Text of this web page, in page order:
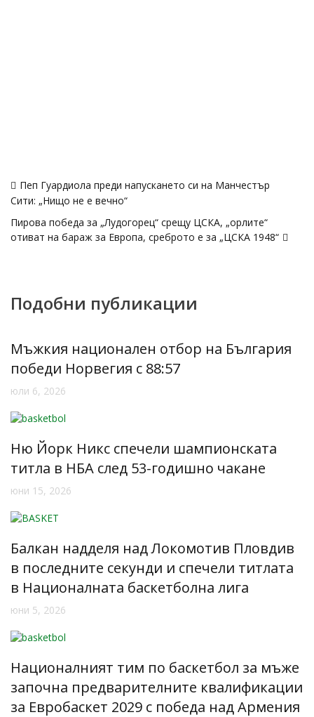
Пеп Гуардиола преди напускането си на Манчестър
Сити: „Нищо не е вечно“
Пирова победа за „Лудогорец“ срещу ЦСКА, „орлите“
отиват на бараж за Европа, среброто е за „ЦСКА 1948“
Подобни публикации
Мъжкия национален отбор на България
победи Норвегия с 88:57
юли 6, 2026
Ню Йорк Никс спечели шампионската
титла в НБА след 53-годишно чакане
юни 15, 2026
Балкан надделя над Локомотив Пловдив
в последните секунди и спечели титлата
в Националната баскетболна лига
юни 5, 2026
Националният тим по баскетбол за мъже
започна предварителните квалификации
за Евробаскет 2029 с победа над Армения